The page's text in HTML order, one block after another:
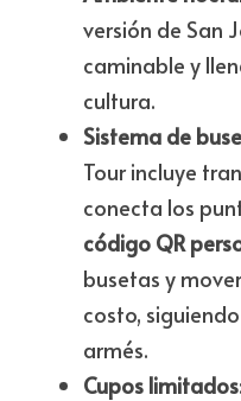
versión de San
caminable y
cultura.
Sistema de
Tour incluye
código QR
busetas y
costo,
armés.
Cupos limitados